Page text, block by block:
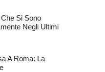
Si Sono
Negli Ultimi
A Roma: La